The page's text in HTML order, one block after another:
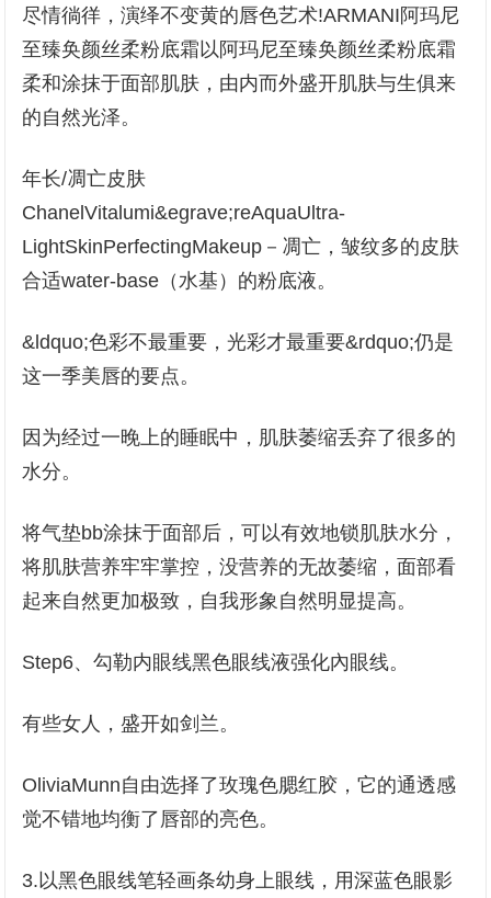
尽情徜徉，演绎不变黄的唇色艺术!ARMANI阿玛尼
至臻奂颜丝柔粉底霜以阿玛尼至臻奂颜丝柔粉底霜
柔和涂抹于面部肌肤，由内而外盛开肌肤与生俱来
的自然光泽。
年长/凋亡皮肤
ChanelVitalumi&egrave;reAquaUltra-
LightSkinPerfectingMakeup－凋亡，皱纹多的皮肤
合适water-base（水基）的粉底液。
&ldquo;色彩不最重要，光彩才最重要&rdquo;仍是
这一季美唇的要点。
因为经过一晚上的睡眠中，肌肤萎缩丢弃了很多的
水分。
将气垫bb涂抹于面部后，可以有效地锁肌肤水分，
将肌肤营养牢牢掌控，没营养的无故萎缩，面部看
起来自然更加极致，自我形象自然明显提高。
Step6、勾勒内眼线黑色眼线液强化內眼线。
有些女人，盛开如剑兰。
OliviaMunn自由选择了玫瑰色腮红胶，它的通透感
觉不错地均衡了唇部的亮色。
3.以黑色眼线笔轻画条幼身上眼线，用深蓝色眼影